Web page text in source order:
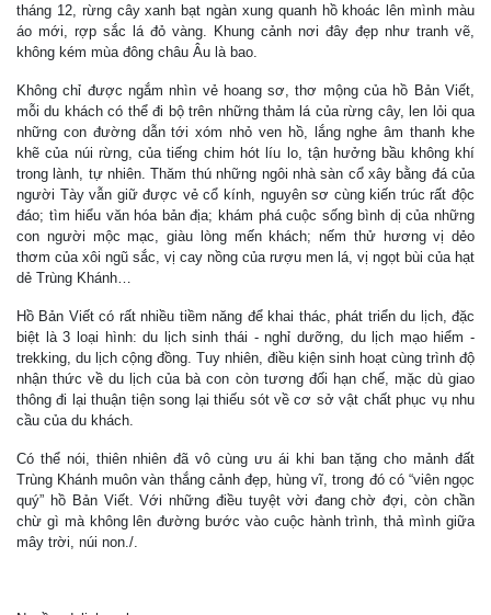
tháng 12, rừng cây xanh bạt ngàn xung quanh hồ khoác lên mình màu
áo mới, rợp sắc lá đỏ vàng. Khung cảnh nơi đây đẹp như tranh vẽ,
không kém mùa đông châu Âu là bao.
Không chỉ được ngắm nhìn vẻ hoang sơ, thơ mộng của hồ Bản Viết,
mỗi du khách có thể đi bộ trên những thảm lá của rừng cây, len lỏi qua
những con đường dẫn tới xóm nhỏ ven hồ, lắng nghe âm thanh khe
khẽ của núi rừng, của tiếng chim hót líu lo, tận hưởng bầu không khí
trong lành, tự nhiên. Thăm thú những ngôi nhà sàn cổ xây bằng đá của
người Tày vẫn giữ được vẻ cổ kính, nguyên sơ cùng kiến trúc rất độc
đáo; tìm hiểu văn hóa bản địa; khám phá cuộc sống bình dị của những
con người mộc mạc, giàu lòng mến khách; nếm thử hương vị dẻo
thơm của xôi ngũ sắc, vị cay nồng của rượu men lá, vị ngọt bùi của hạt
dẻ Trùng Khánh…
Hồ Bản Viết có rất nhiều tiềm năng để khai thác, phát triển du lịch, đặc
biệt là 3 loại hình: du lịch sinh thái - nghỉ dưỡng, du lịch mạo hiểm -
trekking, du lịch cộng đồng. Tuy nhiên, điều kiện sinh hoạt cùng trình độ
nhận thức về du lịch của bà con còn tương đối hạn chế, mặc dù giao
thông đi lại thuận tiện song lại thiếu sót về cơ sở vật chất phục vụ nhu
cầu của du khách.
Có thể nói, thiên nhiên đã vô cùng ưu ái khi ban tặng cho mảnh đất
Trùng Khánh muôn vàn thắng cảnh đẹp, hùng vĩ, trong đó có “viên ngọc
quý” hồ Bản Viết. Với những điều tuyệt vời đang chờ đợi, còn chần
chừ gì mà không lên đường bước vào cuộc hành trình, thả mình giữa
mây trời, núi non./.